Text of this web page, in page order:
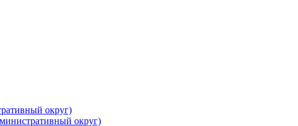
округ)
округ)